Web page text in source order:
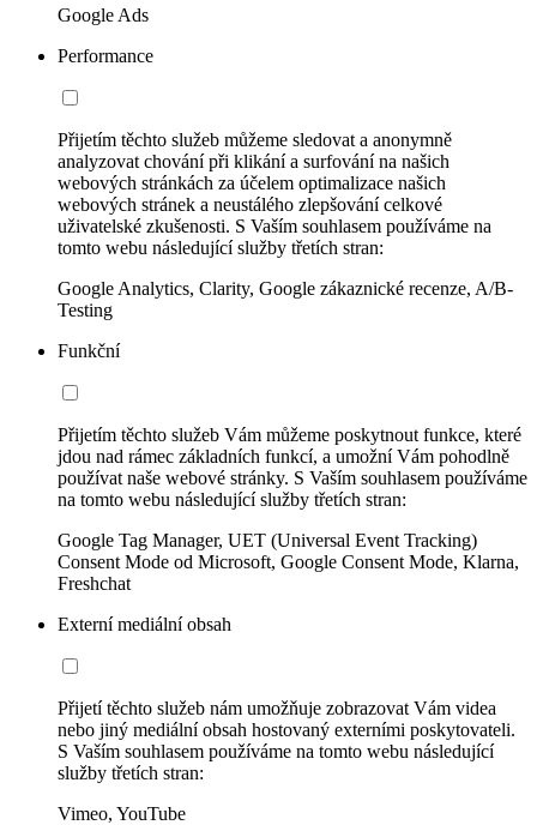
Google Ads
Performance
Přijetím těchto služeb můžeme sledovat a anonymně
analyzovat chování při klikání a surfování na našich
webových stránkách za účelem optimalizace našich
webových stránek a neustálého zlepšování celkové
uživatelské zkušenosti. S Vaším souhlasem používáme na
tomto webu následující služby třetích stran:
Google Analytics, Clarity, Google zákaznické recenze, A/B-
Testing
Funkční
Přijetím těchto služeb Vám můžeme poskytnout funkce, které
jdou nad rámec základních funkcí, a umožní Vám pohodlně
používat naše webové stránky. S Vaším souhlasem používáme
na tomto webu následující služby třetích stran:
Google Tag Manager, UET (Universal Event Tracking)
Consent Mode od Microsoft, Google Consent Mode, Klarna,
Freshchat
Externí mediální obsah
Přijetí těchto služeb nám umožňuje zobrazovat Vám videa
nebo jiný mediální obsah hostovaný externími poskytovateli.
S Vaším souhlasem používáme na tomto webu následující
služby třetích stran:
Vimeo, YouTube